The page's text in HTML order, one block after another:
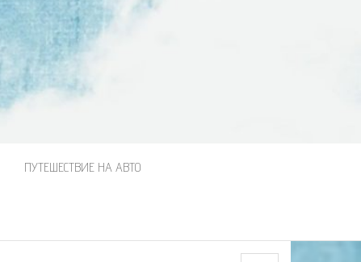
ПУТЕШЕСТВИЕ НА АВТО